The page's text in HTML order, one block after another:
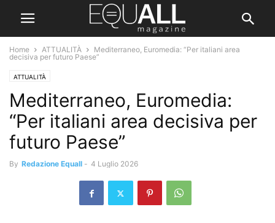
Home ATTUALITÀ
Mediterraneo, Euromedia: “Per italiani area
decisiva per futuro Paese”
ATTUALITÀ
Mediterraneo, Euromedia:
“Per italiani area decisiva per
futuro Paese”
By Redazione Equall - 4 Luglio 2026